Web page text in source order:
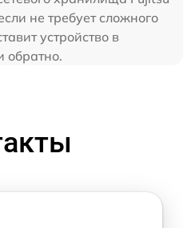
не требует сложного
устройство в
обратно.